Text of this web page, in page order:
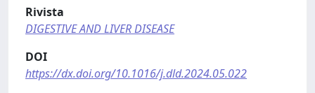
Rivista
DIGESTIVE AND LIVER DISEASE
DOI
https://dx.doi.org/10.1016/j.dld.2024.05.022